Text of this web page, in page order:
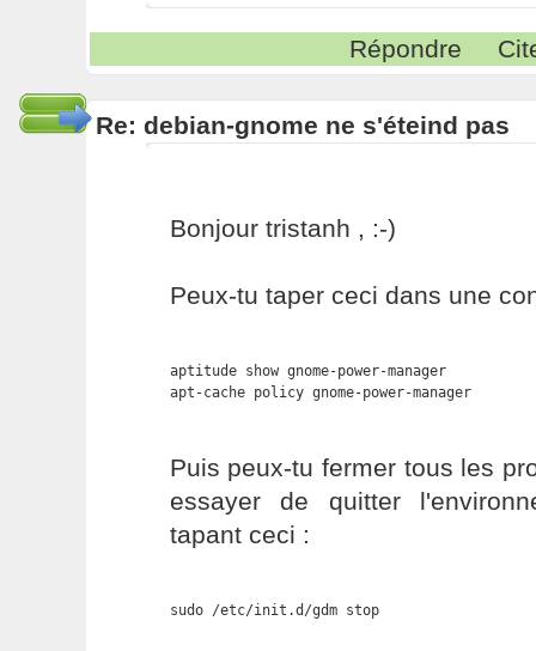
Répondre
Re: debian-gnome ne s'éteind pas
Bonjour tristanh , :-)
Peux-tu taper ceci dans une
aptitude show gnome-power-manager
apt-cache policy gnome-power-manager
Puis peux-tu fermer tous les
essayer de quitter
tapant ceci :
sudo /etc/init.d/gdm stop